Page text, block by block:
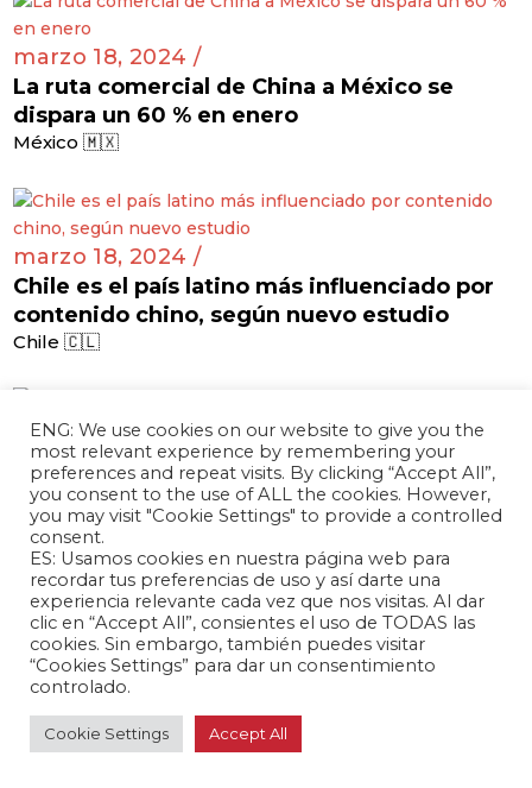
marzo 18, 2024 /
La ruta comercial de China a México se
dispara un 60 % en enero
México 🇲🇽
marzo 18, 2024 /
Chile es el país latino más influenciado por
contenido chino, según nuevo estudio
Chile 🇨🇱
marzo 18, 2024 /
Embajador chino en Costa Rica deja su
puesto
Costa Rica 🇨🇷
marzo 14, 2024 /
Bolivia busca expandir el uso del yuan para
fortalecer relaciones comerciales con China
Bolivia 🇧🇴
ENG: We use cookies on our website to give you the
most relevant experience by remembering your
preferences and repeat visits. By clicking “Accept All”,
you consent to the use of ALL the cookies. However,
you may visit "Cookie Settings" to provide a controlled
consent.
ES: Usamos cookies en nuestra página web para
recordar tus preferencias de uso y así darte una
experiencia relevante cada vez que nos visitas. Al dar
clic en “Accept All”, consientes el uso de TODAS las
cookies. Sin embargo, también puedes visitar
“Cookies Settings” para dar un consentimiento
controlado.
Cookie Settings Accept All